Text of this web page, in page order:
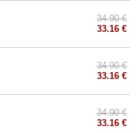
34.90 €
33.16 €
34.90 €
33.16 €
34.90 €
33.16 €